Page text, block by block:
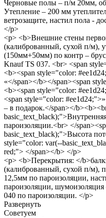
Черновые полы – п/м 20мм,
Утепление – 200 мм
ветрозащите, настил пола -
</p>
<p> <b>Внешние стены
(калиброванный, сухой п/м),
(150мм+50мм) по контр –
Knauf TS 037. <br> <span
<b><span style="color:
«</span></b></span><span
<b><span style="color:
<span style="color:
– в подарок.</span></
пароизоляции.<br> </
basic_text_black);">Высота
style="color: var(--
red;"> </span></b> </p>
<p> <b>Перекрытия: </
(калиброванный, сухой п/м),
12,5мм по пароизоляции,
пароизоляции,
040 по пароизоляции. </p>
Развернуть
Cоветуем